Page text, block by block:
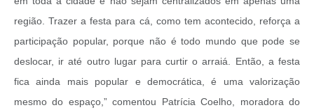
região. Trazer a festa para cá, como tem acontecido, reforça a
participação popular, porque não é todo mundo que pode se
deslocar, ir até outro lugar para curtir o arraiá. Então, a festa
fica ainda mais popular e democrática, é uma valorização
mesmo do espaço,” comentou Patrícia Coelho, moradora do